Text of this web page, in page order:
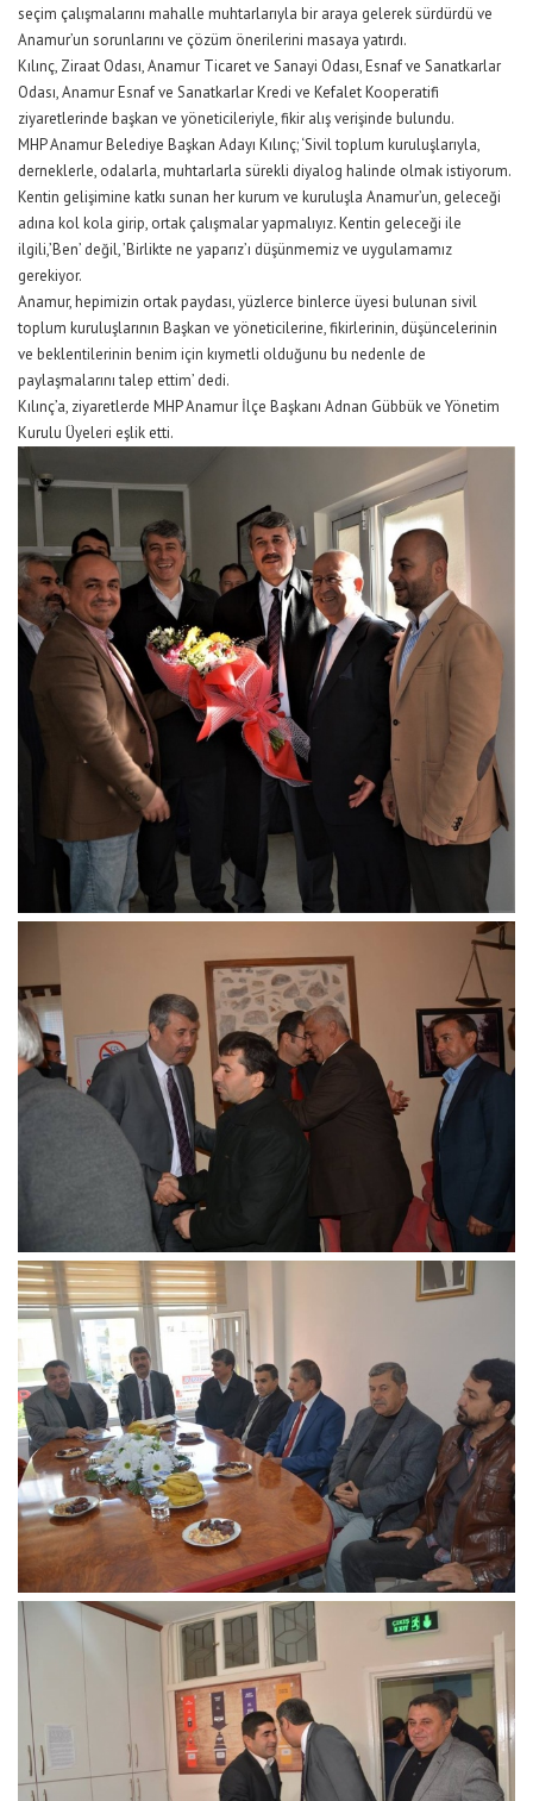
seçim çalışmalarını mahalle muhtarlarıyla bir araya gelerek sürdürdü ve
Anamur’un sorunlarını ve çözüm önerilerini masaya yatırdı.
Kılınç, Ziraat Odası, Anamur Ticaret ve Sanayi Odası, Esnaf ve Sanatkarlar
Odası, Anamur Esnaf ve Sanatkarlar Kredi ve Kefalet Kooperatifi
ziyaretlerinde başkan ve yöneticileriyle, fikir alış verişinde bulundu.
MHP Anamur Belediye Başkan Adayı Kılınç; ‘Sivil toplum kuruluşlarıyla,
derneklerle, odalarla, muhtarlarla sürekli diyalog halinde olmak istiyorum.
Kentin gelişimine katkı sunan her kurum ve kuruluşla Anamur’un, geleceği
adına kol kola girip, ortak çalışmalar yapmalıyız. Kentin geleceği ile
ilgili,’Ben’ değil, ’Birlikte ne yaparız’ı düşünmemiz ve uygulamamız
gerekiyor.
Anamur, hepimizin ortak paydası, yüzlerce binlerce üyesi bulunan sivil
toplum kuruluşlarının Başkan ve yöneticilerine, fikirlerinin, düşüncelerinin
ve beklentilerinin benim için kıymetli olduğunu bu nedenle de
paylaşmalarını talep ettim’ dedi.
Kılınç’a, ziyaretlerde MHP Anamur İlçe Başkanı Adnan Gübbük ve Yönetim
Kurulu Üyeleri eşlik etti.